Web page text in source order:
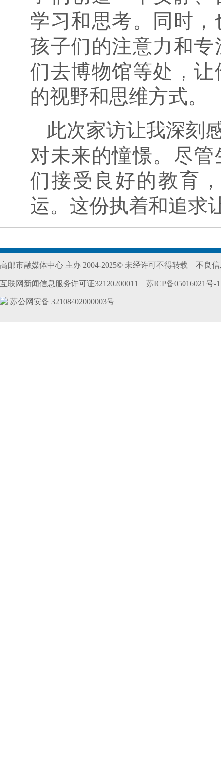
学习和思考。同时
孩子们的注意力和
们去博物馆等处，
的视野和思维方式。
此次家访让我深刻
对未来的憧憬。尽
们接受良好的教育
运。这份执着和追求
高邮市融媒体中心 主办 2004-2025© 未经许可不得转载 不良信
互联网新闻信息服务许可证32120200011 苏ICP备05016021号-1
苏公网安备 32108402000003号